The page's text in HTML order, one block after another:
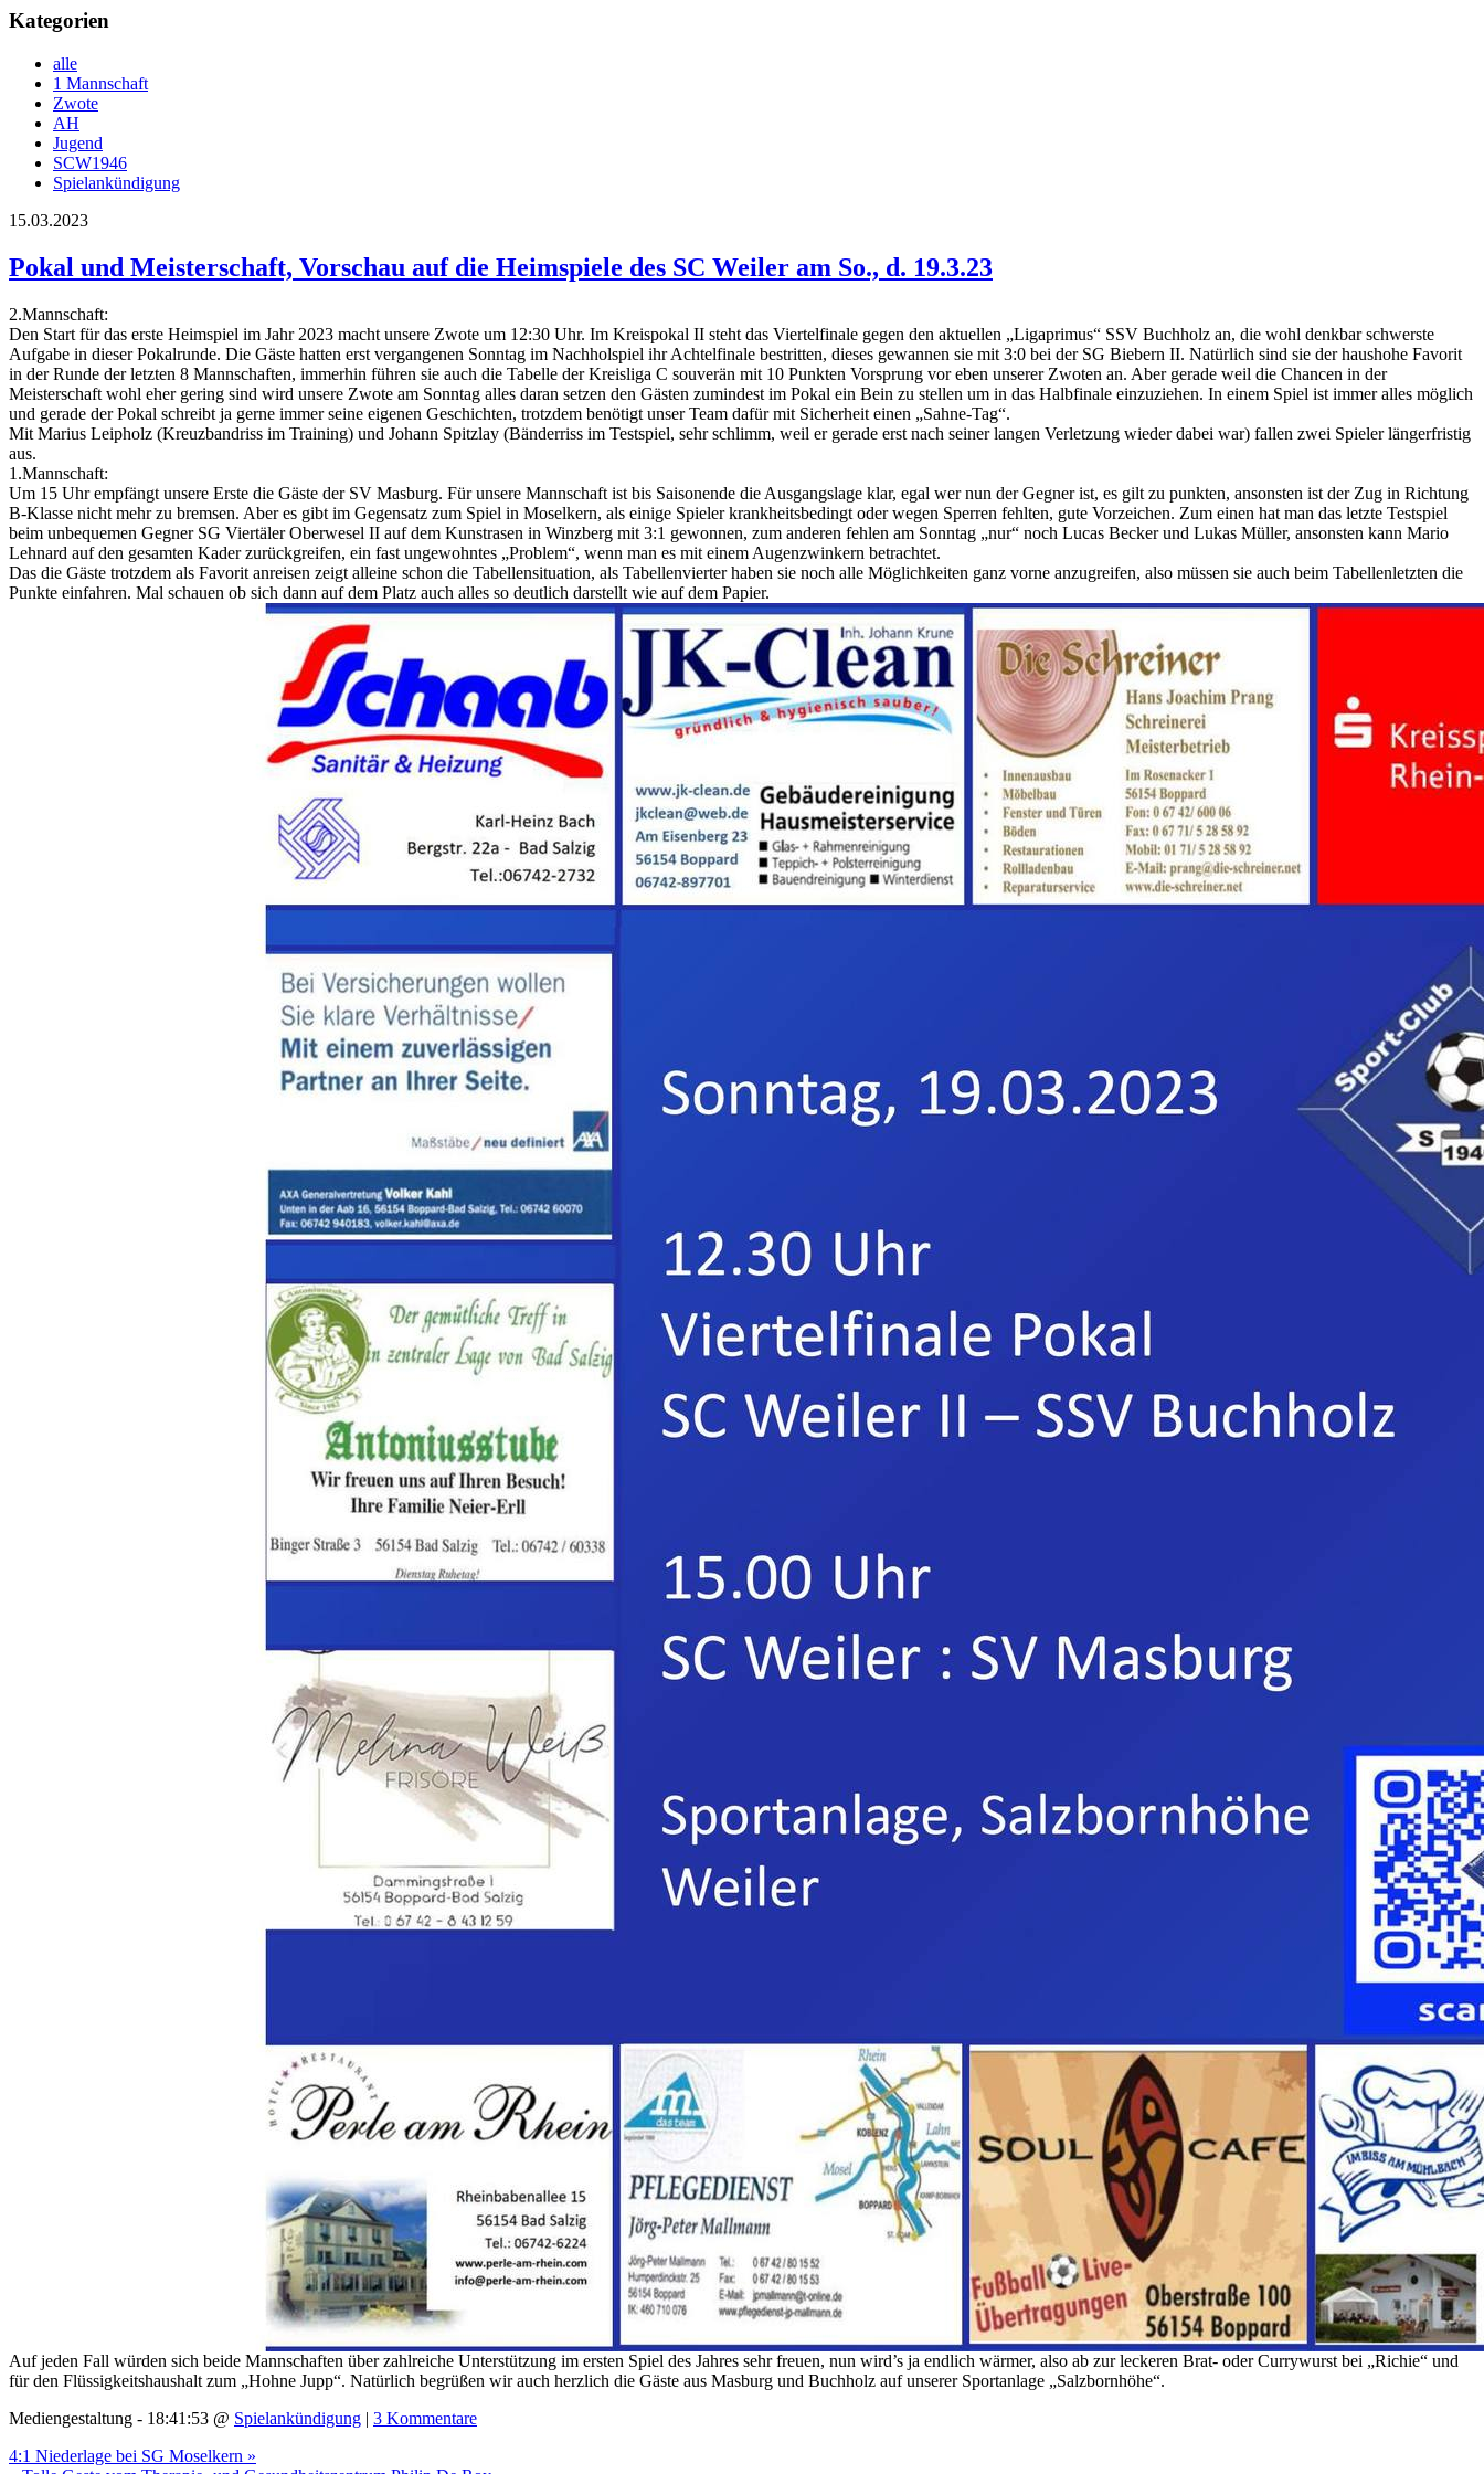
Kategorien
alle
1 Mannschaft
Zwote
AH
Jugend
SCW1946
Spielankündigung
15.03.2023
Pokal und Meisterschaft, Vorschau auf die Heimspiele des SC Weiler am So., d. 19.3.23
2.Mannschaft:
Den Start für das erste Heimspiel im Jahr 2023 macht unsere Zwote um 12:30 Uhr. Im Kreispokal II steht das Viertelfinale gegen den aktuellen „Ligaprimus“ SSV Buchholz an, die wohl denkbar schwerste
Aufgabe in dieser Pokalrunde. Die Gäste hatten erst vergangenen Sonntag im Nachholspiel ihr Achtelfinale bestritten, dieses gewannen sie mit 3:0 bei der SG Biebern II. Natürlich sind sie der haushohe Favorit
in der Runde der letzten 8 Mannschaften, immerhin führen sie auch die Tabelle der Kreisliga C souverän mit 10 Punkten Vorsprung vor eben unserer Zwoten an. Aber gerade weil die Chancen in der
Meisterschaft wohl eher gering sind wird unsere Zwote am Sonntag alles daran setzen den Gästen zumindest im Pokal ein Bein zu stellen um in das Halbfinale einzuziehen. In einem Spiel ist immer alles möglich
und gerade der Pokal schreibt ja gerne immer seine eigenen Geschichten, trotzdem benötigt unser Team dafür mit Sicherheit einen „Sahne-Tag“.
Mit Marius Leipholz (Kreuzbandriss im Training) und Johann Spitzlay (Bänderriss im Testspiel, sehr schlimm, weil er gerade erst nach seiner langen Verletzung wieder dabei war) fallen zwei Spieler längerfristig
aus.
1.Mannschaft:
Um 15 Uhr empfängt unsere Erste die Gäste der SV Masburg. Für unsere Mannschaft ist bis Saisonende die Ausgangslage klar, egal wer nun der Gegner ist, es gilt zu punkten, ansonsten ist der Zug in Richtung
B-Klasse nicht mehr zu bremsen. Aber es gibt im Gegensatz zum Spiel in Moselkern, als einige Spieler krankheitsbedingt oder wegen Sperren fehlten, gute Vorzeichen. Zum einen hat man das letzte Testspiel
beim unbequemen Gegner SG Viertäler Oberwesel II auf dem Kunstrasen in Winzberg mit 3:1 gewonnen, zum anderen fehlen am Sonntag „nur“ noch Lucas Becker und Lukas Müller, ansonsten kann Mario
Lehnard auf den gesamten Kader zurückgreifen, ein fast ungewohntes „Problem“, wenn man es mit einem Augenzwinkern betrachtet.
Das die Gäste trotzdem als Favorit anreisen zeigt alleine schon die Tabellensituation, als Tabellenvierter haben sie noch alle Möglichkeiten ganz vorne anzugreifen, also müssen sie auch beim Tabellenletzten die
Punkte einfahren. Mal schauen ob sich dann auf dem Platz auch alles so deutlich darstellt wie auf dem Papier.
Auf jeden Fall würden sich beide Mannschaften über zahlreiche Unterstützung im ersten Spiel des Jahres sehr freuen, nun wird’s ja endlich wärmer, also ab zur leckeren Brat- oder Currywurst bei „Richie“ und
für den Flüssigkeitshaushalt zum „Hohne Jupp“. Natürlich begrüßen wir auch herzlich die Gäste aus Masburg und Buchholz auf unserer Sportanlage „Salzbornhöhe“.
Mediengestaltung - 18:41:53 @ Spielankündigung | 3 Kommentare
4:1 Niederlage bei SG Moselkern »